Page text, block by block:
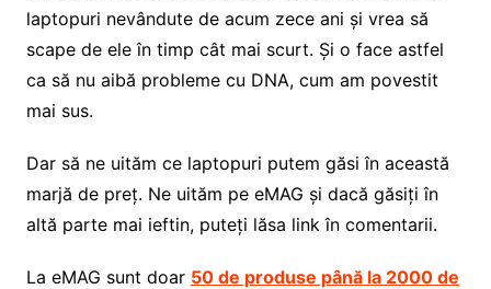
laptopuri nevândute de acum zece ani și vrea să
scape de ele în timp cât mai scurt. Și o face astfel
ca să nu aibă probleme cu DNA, cum am povestit
mai sus.
Dar să ne uităm ce laptopuri putem găsi în această
marjă de preț. Ne uităm pe eMAG și dacă găsiți în
altă parte mai ieftin, puteți lăsa link în comentarii.
La eMAG sunt doar 50 de produse până la 2000 de